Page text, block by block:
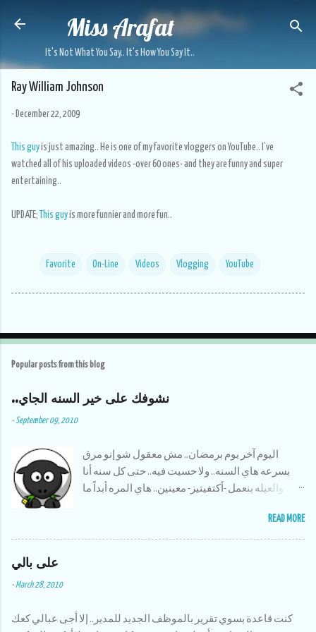
Skip to main content
Miss Arafat
It's Not What You Say.. It's How You Say It..
Ray William Johnson
- December 22, 2009
This guyis just amazing.. He is one of my favorite vloggers on YouTube.. I’ve
watched all of his uploaded videos -over 60 ones- and they are funny and super
entertaining..
UPDATE; This guyis more funnier and more fun..
Favorite On-Line Videos Vlogging YouTube
Popular posts from this blog
..نشوفك على خير السنه الجاي
- September 09, 2010
اليوم آخر يوم برمضان.. مش معقول شو إنو مرق
بسرعه هاي السنه.. ولا حسيت فيه.. حتى كل سنه أنا
والعيله بنعمل -أكتفيتيز- معينين.. هاي المره أبداً ما
أشياء تطوعيه.. بس حلو إنو قضينا أنا وأخواتي وقت حلو
سوى وكان النا مغامرات بتضحك،، وعلى أكلات
قصص زمان وإحنا صغار،، وأولادهم يصيرو يضحكو على
READ MORE
على بالي
- March 28, 2010
كنت قاعدة بسوي تقرير بالموظف الجديد للمدير.. إلا أجى عبالي كعك